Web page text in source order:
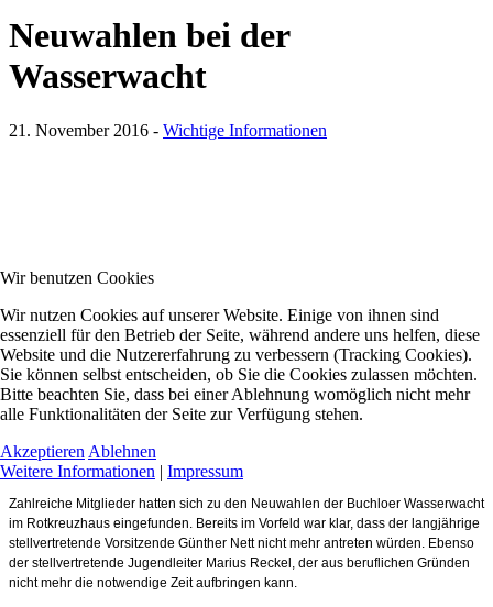
Neuwahlen bei der
Wasserwacht
21. November 2016 - Wichtige Informationen
Zahlreiche Mitglieder hatten sich zu den Neuwahlen der Buchloer Wasserwacht
im Rotkreuzhaus eingefunden. Bereits im Vorfeld war klar, dass der langjährige
stellvertretende Vorsitzende Günther Nett nicht mehr antreten würden. Ebenso
der stellvertretende Jugendleiter Marius Reckel, der aus beruflichen Gründen
nicht mehr die notwendige Zeit aufbringen kann.
Wir benutzen Cookies
Wir nutzen Cookies auf unserer Website. Einige von ihnen sind
essenziell für den Betrieb der Seite, während andere uns helfen, diese
Website und die Nutzererfahrung zu verbessern (Tracking Cookies).
Sie können selbst entscheiden, ob Sie die Cookies zulassen möchten.
Bitte beachten Sie, dass bei einer Ablehnung womöglich nicht mehr
alle Funktionalitäten der Seite zur Verfügung stehen.
Akzeptieren Ablehnen
Weitere Informationen | Impressum